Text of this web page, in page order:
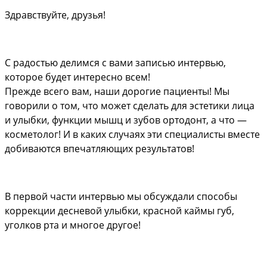
Здравствуйте, друзья!
С радостью делимся с вами записью интервью,
которое будет интересно всем!
Прежде всего вам, наши дорогие пациенты! Мы
говорили о том, что может сделать для эстетики лица
и улыбки, функции мышц и зубов ортодонт, а что —
косметолог! И в каких случаях эти специалисты вместе
добиваются впечатляющих результатов!
В первой части интервью мы обсуждали способы
коррекции десневой улыбки, красной каймы губ,
уголков рта и многое другое!